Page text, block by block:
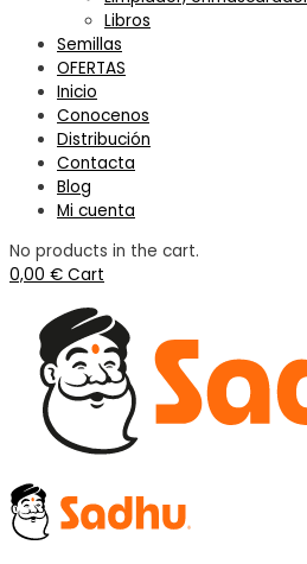
Libros
Semillas
OFERTAS
Inicio
Conocenos
Distribución
Contacta
Blog
Mi cuenta
No products in the cart.
0,00 € Cart